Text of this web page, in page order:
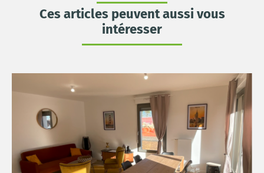
Ces articles peuvent aussi vous
intéresser